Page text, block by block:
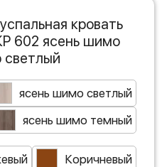
кровать
602 ясень шимо
ясень шимо светлый
ясень шимо темный
Коричневый